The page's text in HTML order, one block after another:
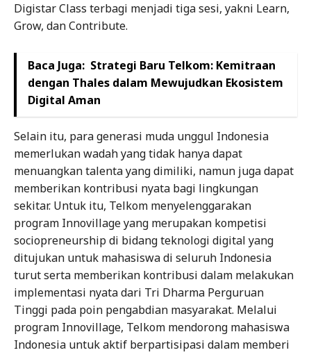
Digistar Class terbagi menjadi tiga sesi, yakni Learn,
Grow, dan Contribute.
Baca Juga: Strategi Baru Telkom: Kemitraan
dengan Thales dalam Mewujudkan Ekosistem
Digital Aman
Selain itu, para generasi muda unggul Indonesia
memerlukan wadah yang tidak hanya dapat
menuangkan talenta yang dimiliki, namun juga dapat
memberikan kontribusi nyata bagi lingkungan
sekitar. Untuk itu, Telkom menyelenggarakan
program Innovillage yang merupakan kompetisi
sociopreneurship di bidang teknologi digital yang
ditujukan untuk mahasiswa di seluruh Indonesia
turut serta memberikan kontribusi dalam melakukan
implementasi nyata dari Tri Dharma Perguruan
Tinggi pada poin pengabdian masyarakat. Melalui
program Innovillage, Telkom mendorong mahasiswa
Indonesia untuk aktif berpartisipasi dalam memberi